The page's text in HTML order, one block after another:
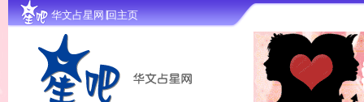
华文占星网∣回主页